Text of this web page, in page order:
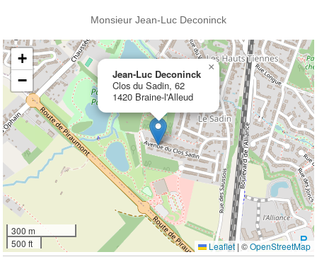
Monsieur Jean-Luc Deconinck
Jean-Luc Deconinck
Clos du Sadin, 62
1420 Braine-l'Alleud
×
+
−
300 m
500 ft
Leaflet |©OpenStreetMap